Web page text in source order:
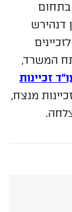
דנהירש
שפיתח המשרד,
זכיינות
מנצח,